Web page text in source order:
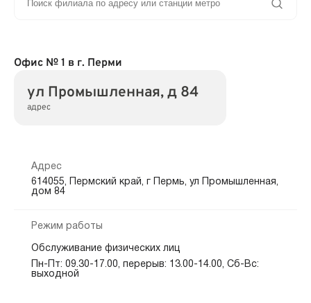
Офис № 1 в г. Перми
ул Промышленная, д 84
адрес
Адрес
614055, Пермский край, г Пермь, ул Промышленная,
дом 84
Режим работы
Обслуживание физических лиц
Пн-Пт: 09.30-17.00, перерыв: 13.00-14.00, Сб-Вс:
выходной